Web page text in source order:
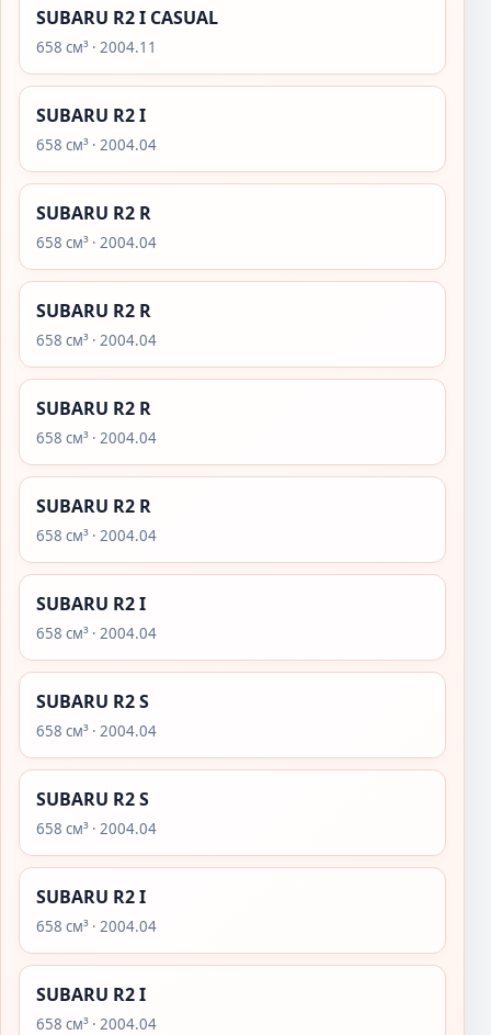
SUBARU R2 I CASUAL
658 см³ · 2004.11
SUBARU R2 I
658 см³ · 2004.04
SUBARU R2 R
658 см³ · 2004.04
SUBARU R2 R
658 см³ · 2004.04
SUBARU R2 R
658 см³ · 2004.04
SUBARU R2 R
658 см³ · 2004.04
SUBARU R2 I
658 см³ · 2004.04
SUBARU R2 S
658 см³ · 2004.04
SUBARU R2 S
658 см³ · 2004.04
SUBARU R2 I
658 см³ · 2004.04
SUBARU R2 I
658 см³ · 2004.04